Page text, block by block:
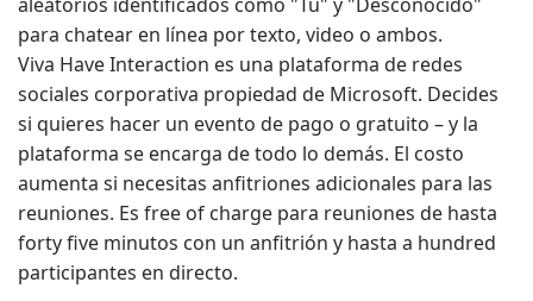
para chatear en línea por texto, video o ambos.
Viva Have Interaction es una plataforma de redes
sociales corporativa propiedad de Microsoft. Decides
si quieres hacer un evento de pago o gratuito – y la
plataforma se encarga de todo lo demás. El costo
aumenta si necesitas anfitriones adicionales para las
reuniones. Es free of charge para reuniones de hasta
forty five minutos con un anfitrión y hasta a hundred
participantes en directo.